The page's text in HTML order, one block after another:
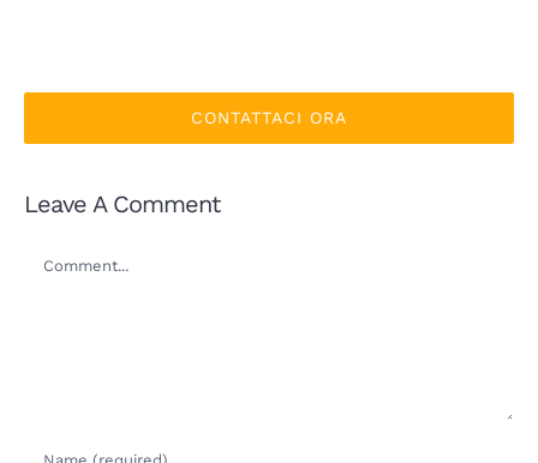
CONTATTACI ORA
Leave A Comment
Comment